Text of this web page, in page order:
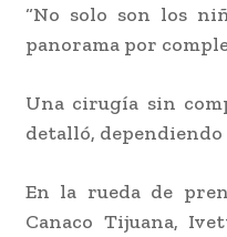
“No solo son los
panorama por
Una cirugía sin
detalló,
En la rueda de
Canaco Tijuana,